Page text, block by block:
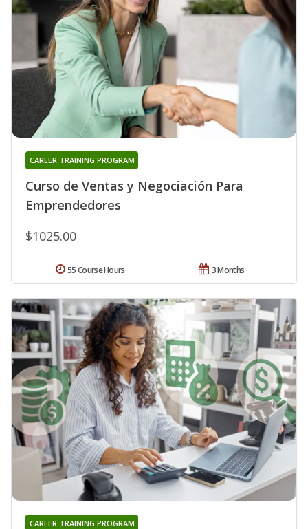
Curso de Ventas y Negociación Para
Emprendedores
CAREER TRAINING PROGRAM
$1025.00
3 Months
55 Course Hours
CAREER TRAINING PROGRAM